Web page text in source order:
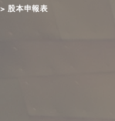
> 股本申報表